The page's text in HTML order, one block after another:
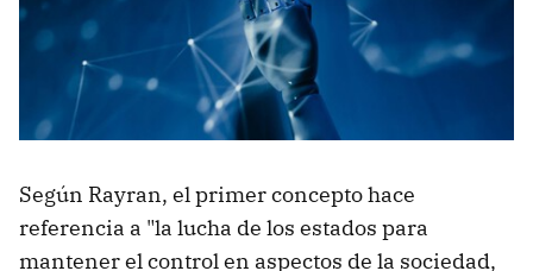
Según Rayran, el primer concepto hace
referencia a "la lucha de los estados para
mantener el control en aspectos de la sociedad,